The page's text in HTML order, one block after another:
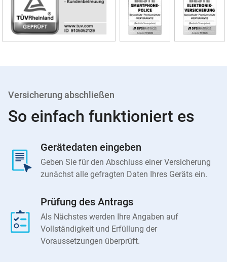
Versicherung abschließen
So einfach funktioniert es
Gerätedaten eingeben
Geben Sie für den Abschluss einer Versicherung
zunächst alle gefragten Daten Ihres Geräts ein.
Prüfung des Antrags
Als Nächstes werden Ihre Angaben auf
Vollständigkeit und Erfüllung der
Voraussetzungen überprüft.